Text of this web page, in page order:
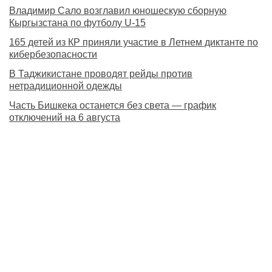
Владимир Сало возглавил юношескую сборную
Кыргызстана по футболу U-15
165 детей из КР приняли участие в Летнем диктанте по
кибербезопасности
В Таджикистане проводят рейды против
нетрадиционной одежды
Часть Бишкека останется без света — график
отключений на 6 августа